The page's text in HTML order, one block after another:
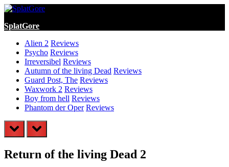
Skip
content
SplatGore
Alien 2 Reviews
Psycho Reviews
Irreversibel Reviews
Autumn of the living Dead Reviews
Guard Post, The Reviews
Waxwork 2 Reviews
Boy from hell Reviews
Phantom der Oper Reviews
prev next
Return of the living Dead 2